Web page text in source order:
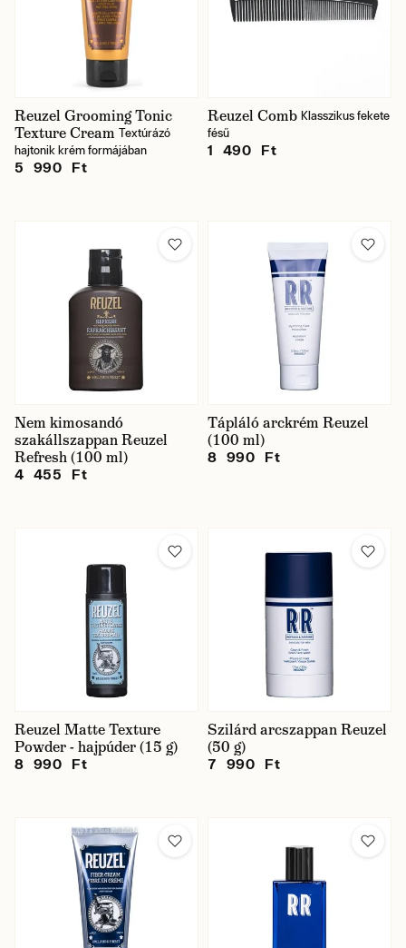
Reuzel Grooming Tonic
Texture Cream Textúrázó
hajtonik krém formájában
5 990 Ft
Reuzel Comb Klasszikus fekete
fésű
1 490 Ft
Nem kimosandó
szakállszappan Reuzel
Refresh (100 ml)
4 455 Ft
Tápláló arckrém Reuzel
(100 ml)
8 990 Ft
Reuzel Matte Texture
Powder - hajpúder (15 g)
8 990 Ft
Szilárd arcszappan Reuzel
(50 g)
7 990 Ft